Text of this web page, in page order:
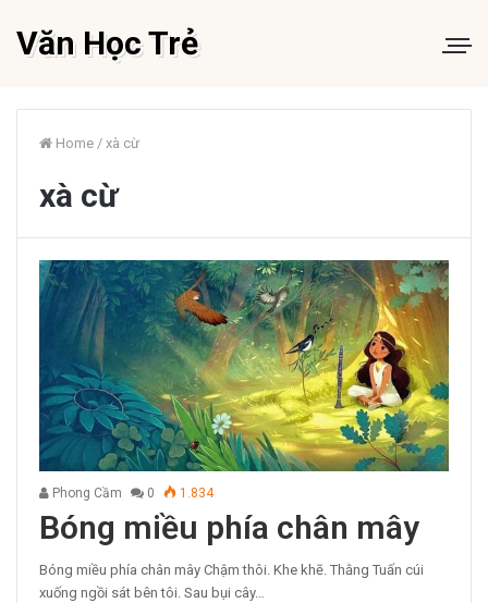
Văn Học Trẻ
Home / xà cừ
xà cừ
Phong Cầm 0 1.834
Bóng miều phía chân mây
Bóng miều phía chân mây Chậm thôi. Khe khẽ. Thằng Tuấn cúi
xuống ngồi sát bên tôi. Sau bụi cây…